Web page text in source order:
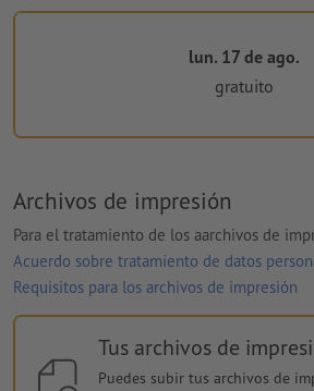
lun. 17 de ago.
gratuito
Archivos de impresión
Para el tratamiento de los aarchivos de
Acuerdo sobre tratamiento de datos
Requisitos para los archivos de impresión
Tus archivos de
Puedes subir tus archivos de